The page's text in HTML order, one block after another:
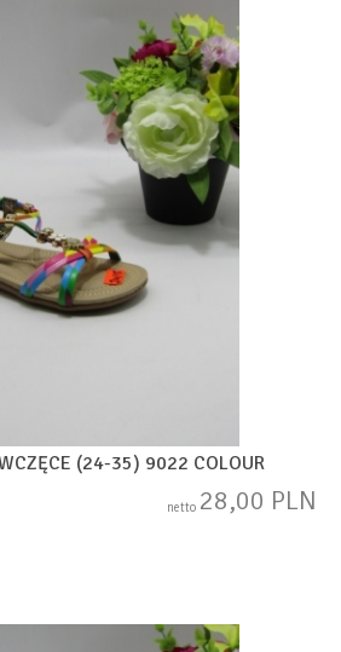
(24-35) 9022 COLOUR
netto 28,00 PLN